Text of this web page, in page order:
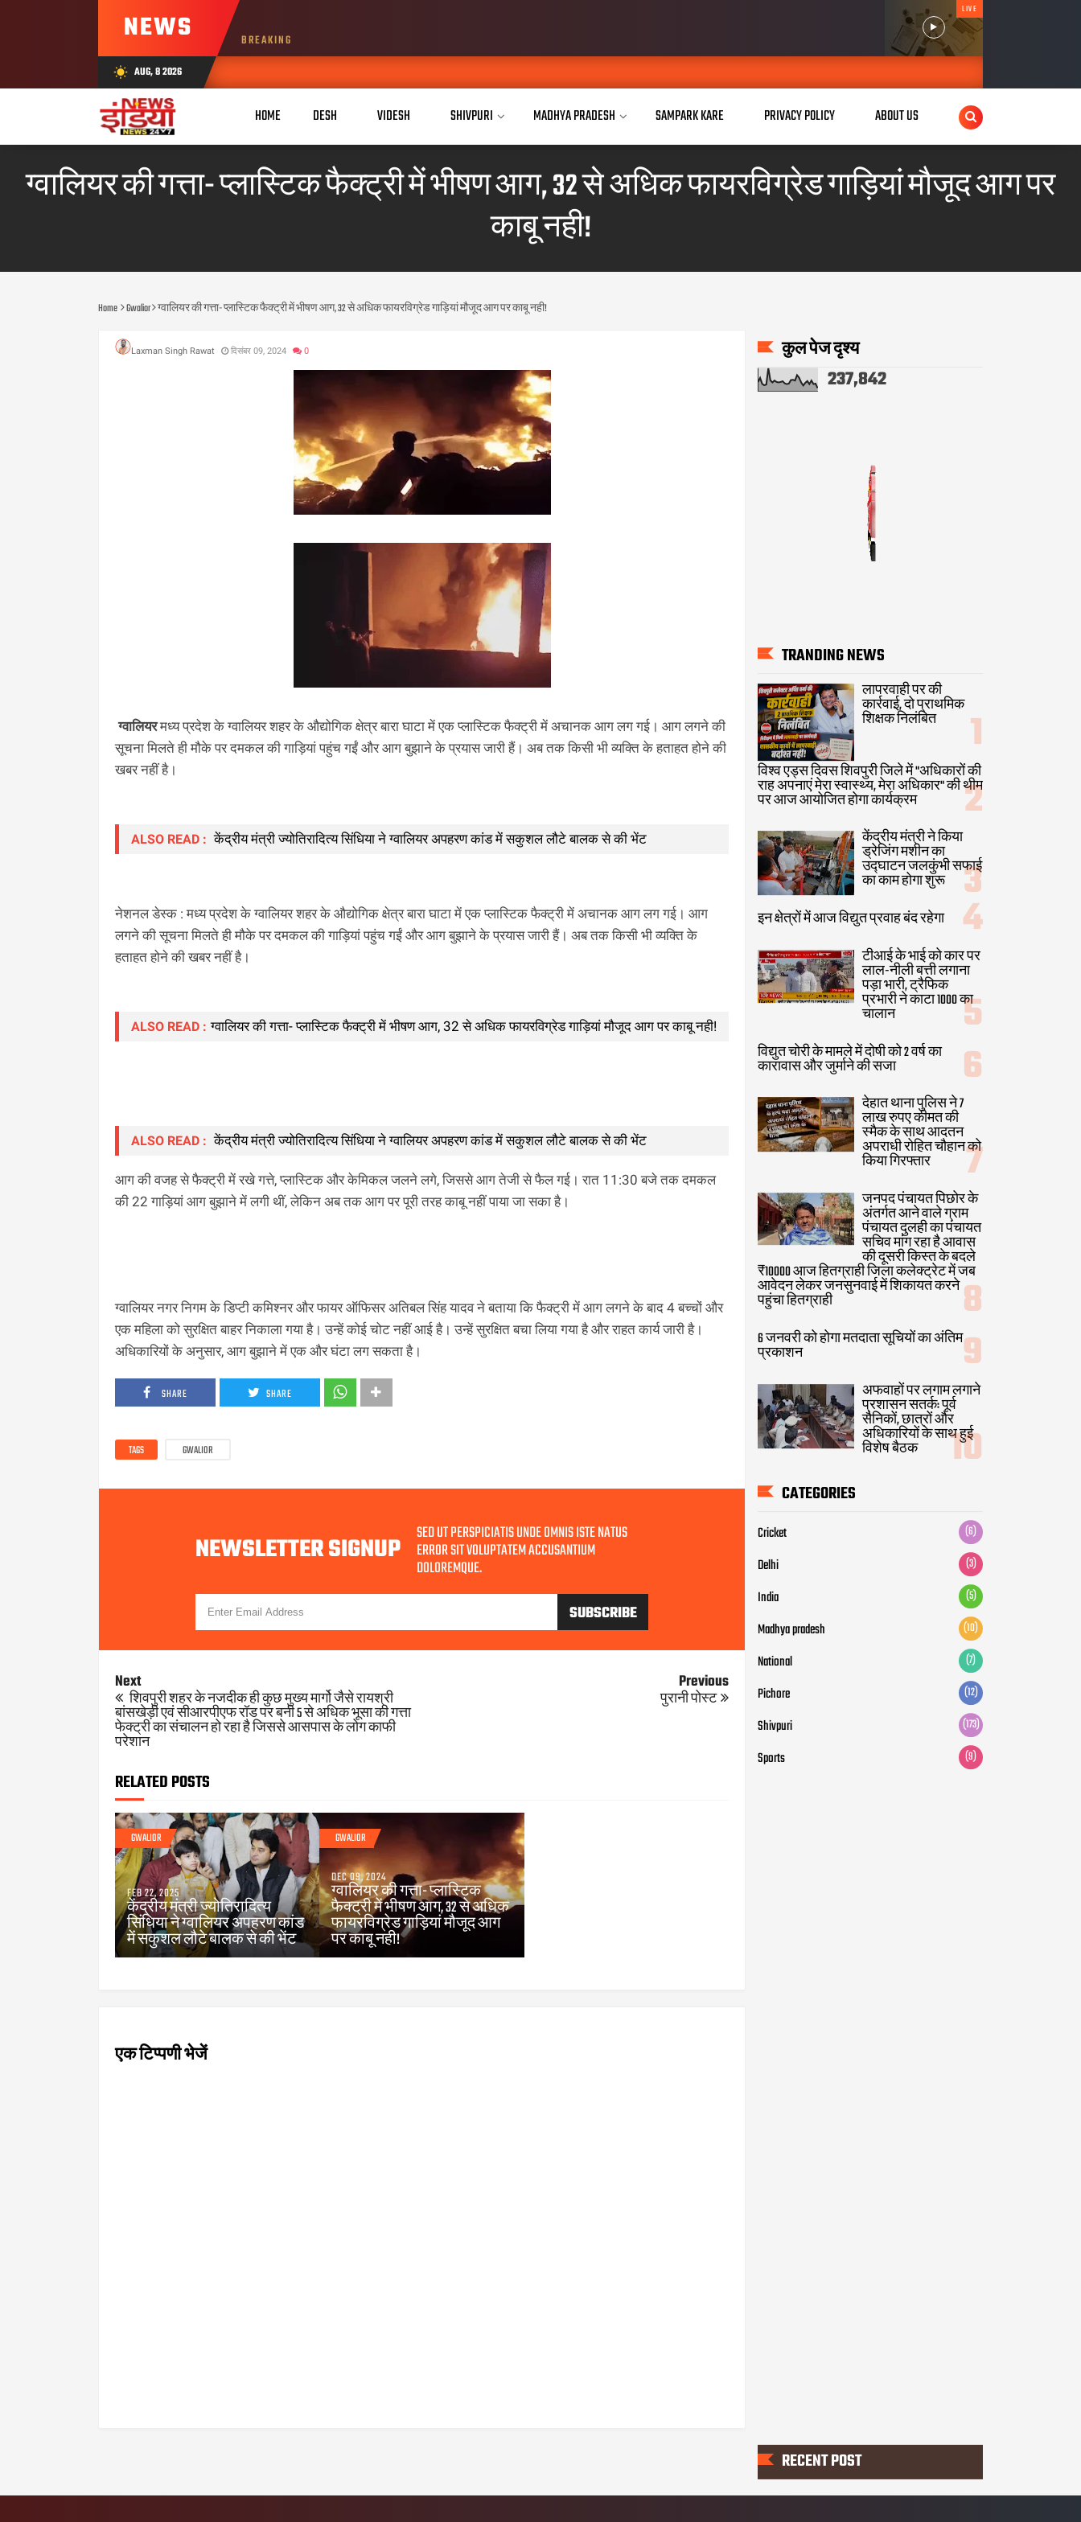
NEWS BREAKING
LIVE
wb_sunny AUG, 8 2026
HOME DESH VIDESH SHIVPURI MADHYA PRADESH SAMPARK KARE PRIVACY POLICY ABOUT US
ग्वालियर की गत्ता- प्लास्टिक फैक्ट्री में भीषण आग, 32 से अधिक फायरविग्रेड गाड़ियां मौजूद आग पर
काबू नही!
Home Gwalior ग्वालियर की गत्ता- प्लास्टिक फैक्ट्री में भीषण आग, 32 से अधिक फायरविग्रेड गाड़ियां मौजूद आग पर काबू नही!
Laxman Singh Rawat दिसंबर 09, 2024 0
ग्वालियरमध्य प्रदेश के ग्वालियर शहर के औद्योगिक क्षेत्र बारा घाटा में एक प्लास्टिक फैक्ट्री में अचानक आग लग गई। आग लगने की
सूचना मिलते ही मौके पर दमकल की गाड़ियां पहुंच गईं और आग बुझाने के प्रयास जारी हैं। अब तक किसी भी व्यक्ति के हताहत होने की
खबर नहीं है।
ALSO READ : केंद्रीय मंत्री ज्योतिरादित्य सिंधिया ने ग्वालियर अपहरण कांड में सकुशल लौटे बालक से की भेंट
नेशनल डेस्क : मध्य प्रदेश के ग्वालियर शहर के औद्योगिक क्षेत्र बारा घाटा में एक प्लास्टिक फैक्ट्री में अचानक आग लग गई। आग
लगने की सूचना मिलते ही मौके पर दमकल की गाड़ियां पहुंच गईं और आग बुझाने के प्रयास जारी हैं। अब तक किसी भी व्यक्ति के
हताहत होने की खबर नहीं है।
ALSO READ : ग्वालियर की गत्ता- प्लास्टिक फैक्ट्री में भीषण आग, 32 से अधिक फायरविग्रेड गाड़ियां मौजूद आग पर काबू नही!
ALSO READ : केंद्रीय मंत्री ज्योतिरादित्य सिंधिया ने ग्वालियर अपहरण कांड में सकुशल लौटे बालक से की भेंट
आग की वजह से फैक्ट्री में रखे गत्ते, प्लास्टिक और केमिकल जलने लगे, जिससे आग तेजी से फैल गई। रात 11:30 बजे तक दमकल
की 22 गाड़ियां आग बुझाने में लगी थीं, लेकिन अब तक आग पर पूरी तरह काबू नहीं पाया जा सका है।
ग्वालियर नगर निगम के डिप्टी कमिश्नर और फायर ऑफिसर अतिबल सिंह यादव ने बताया कि फैक्ट्री में आग लगने के बाद 4 बच्चों और
एक महिला को सुरक्षित बाहर निकाला गया है। उन्हें कोई चोट नहीं आई है। उन्हें सुरक्षित बचा लिया गया है और राहत कार्य जारी है।
अधिकारियों के अनुसार, आग बुझाने में एक और घंटा लग सकता है।
SHARE SHARE
TAGS GWALIOR
NEWSLETTER SIGNUP SED UT PERSPICIATIS UNDE OMNIS ISTE NATUS
ERROR SIT VOLUPTATEM ACCUSANTIUM
DOLOREMQUE.
Next
शिवपुरी शहर के नजदीक ही कुछ मुख्य मार्गो जैसे रायश्री
बांसखेड़ी एवं सीआरपीएफ रॉड पर बनी 5 से अधिक भूसा की गत्ता
फेक्ट्री का संचालन हो रहा है जिससे आसपास के लोग काफी
परेशान
Previous
पुरानी पोस्ट
RELATED POSTS
GWALIOR
FEB 22, 2025
केंद्रीय मंत्री ज्योतिरादित्य
सिंधिया ने ग्वालियर अपहरण कांड
में सकुशल लौटे बालक से की भेंट
GWALIOR
DEC 09, 2024
ग्वालियर की गत्ता- प्लास्टिक
फैक्ट्री में भीषण आग, 32 से अधिक
फायरविग्रेड गाड़ियां मौजूद आग
पर काबू नही!
एक टिप्पणी भेजें
कुल पेज दृश्य
237,842
TRANDING NEWS
लापरवाही पर की
कार्रवाई, दो प्राथमिक
शिक्षक निलंबित
विश्व एड्स दिवस शिवपुरी जिले में "अधिकारों की
राह अपनाएं मेरा स्वास्थ्य, मेरा अधिकार" की थीम
पर आज आयोजित होगा कार्यक्रम
केंद्रीय मंत्री ने किया
ड्रेजिंग मशीन का
उद्घाटन जलकुंभी सफाई
का काम होगा शुरू
इन क्षेत्रों में आज विद्युत प्रवाह बंद रहेगा
टीआई के भाई को कार पर
लाल-नीली बत्ती लगाना
पड़ा भारी, ट्रैफिक
प्रभारी ने काटा 1000 का
चालान
विद्युत चोरी के मामले में दोषी को 2 वर्ष का
कारावास और जुर्माने की सजा
देहात थाना पुलिस ने 7
लाख रुपए कीमत की
स्मैक के साथ आदतन
अपराधी रोहित चौहान को
किया गिरफ्तार
जनपद पंचायत पिछोर के
अंतर्गत आने वाले ग्राम
पंचायत दुलही का पंचायत
सचिव मांग रहा है आवास
की दूसरी किस्त के बदले
₹10000 आज हितग्राही जिला कलेक्ट्रेट में जब
आवेदन लेकर जनसुनवाई में शिकायत करने
पहुंचा हितग्राही
6 जनवरी को होगा मतदाता सूचियों का अंतिम
प्रकाशन
अफवाहों पर लगाम लगाने
प्रशासन सतर्क: पूर्व
सैनिकों, छात्रों और
अधिकारियों के साथ हुई
विशेष बैठक
CATEGORIES
Cricket (6)
Delhi (3)
India (5)
Madhya pradesh (10)
National (7)
Pichore (12)
Shivpuri (173)
Sports (9)
RECENT POST